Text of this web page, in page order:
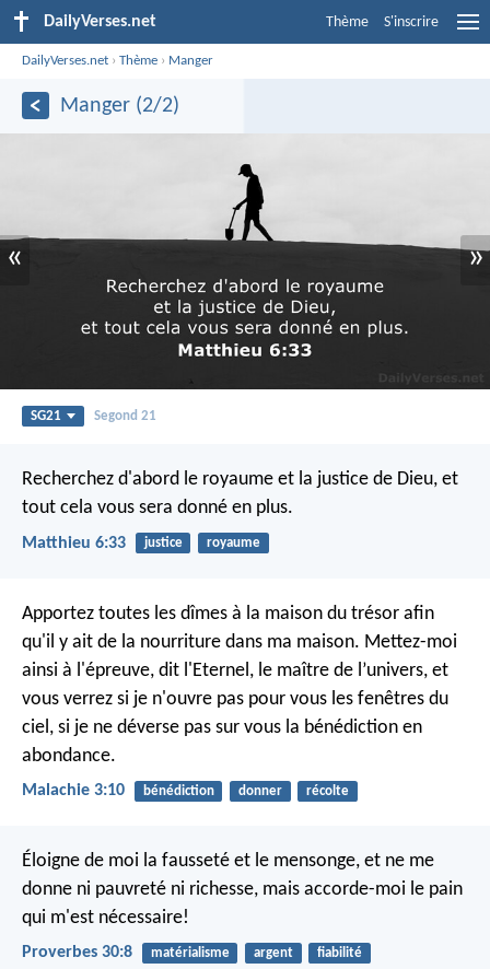
DailyVerses.net Thème S'inscrire
DailyVerses.net ›Thème › Manger
Manger (2/2)
« »
SG21 Segond 21
Recherchez d'abord le royaume et la justice de Dieu, et
tout cela vous sera donné en plus.
Matthieu 6:33 justice royaume
Apportez toutes les dîmes à la maison du trésor afin
qu'il y ait de la nourriture dans ma maison. Mettez-moi
ainsi à l'épreuve, dit l'Eternel, le maître de l’univers, et
vous verrez si je n'ouvre pas pour vous les fenêtres du
ciel, si je ne déverse pas sur vous la bénédiction en
abondance.
Malachie 3:10 bénédiction donner récolte
Éloigne de moi la fausseté et le mensonge, et ne me
donne ni pauvreté ni richesse, mais accorde-moi le pain
qui m'est nécessaire!
Proverbes 30:8 matérialisme argent fiabilité